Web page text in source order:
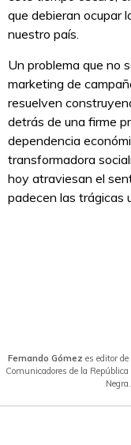
que debieran ocupar
nuestro país.
Un problema que no
marketing de
resuelven
detrás de una firme
dependencia
transformadora
hoy atraviesan el
padecen las trágicas
Fernando Gómez es editor
Comunicadores de la